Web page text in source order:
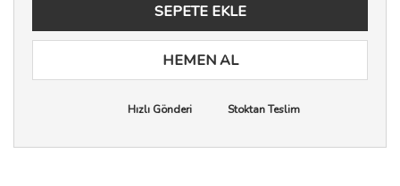
SEPETE EKLE
HEMEN AL
Hızlı Gönderi Stoktan Teslim